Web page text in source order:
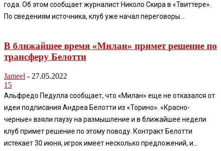
года. Об этом сообщает журналист Николо Скира в «Твиттере».
По сведениям источника, клуб уже начал переговоры...
В ближайшее время «Милан» примет решение по
трансферу Белотти
Jameel - 27.05.2022
15
Альфредо Педулла сообщает, что «Милан» еще не отказался от
идеи подписания Андреа Белотти из «Торино». «Красно-
черные» взяли паузу на размышление и в ближайшее недели
клуб примет решение по этому поводу. Контракт Белотти
истекает 30 июня, игрок имеет несколько предложений, и...